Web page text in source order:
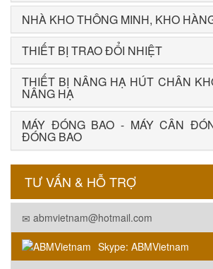
NHÀ KHO THÔNG MINH, KHO
THIẾT BỊ TRAO ĐỔI NHIỆT
THIẾT BỊ NÂNG HẠ HÚT CHÂN
NÂNG HẠ
MÁY ĐÓNG BAO - MÁY CÂN
ĐÓNG BAO
TƯ VẤN & HỖ TRỢ
abmvietnam@hotmail.com
Skype: ABMVietnam